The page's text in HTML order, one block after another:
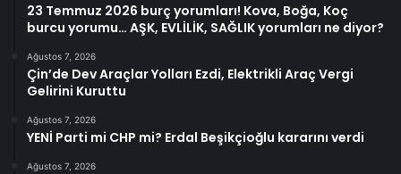
23 Temmuz 2026 burç yorumları! Kova, Boğa, Koç
burcu yorumu… AŞK, EVLİLİK, SAĞLIK yorumları ne diyor?
Ağustos 7, 2026
Çin’de Dev Araçlar Yolları Ezdi, Elektrikli Araç Vergi
Gelirini Kuruttu
Ağustos 7, 2026
YENİ Parti mi CHP mi? Erdal Beşikçioğlu kararını verdi
Ağustos 7, 2026